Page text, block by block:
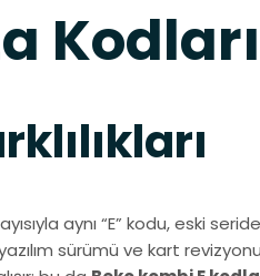
aynı “E” kodu, eski
sürümü ve kart